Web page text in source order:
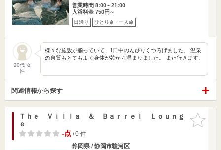
営業時間 8:00～21:00
入浴料金 750円～
日帰り ひとり旅・一人旅
20代 女
性
様々な施設が揃っていて、1日中のんびりくつろげました。 温泉
の泉質もとてもよく身体が芯から温まりました。 また行きます。
関連情報から探す
お気に入
りに追加
Ｔｈｅ Ｖｉｌｌａ ＆ Ｂａｒｒｅｌ Ｌｏｕｎｇ
ｅ
-点/ 0 件
静岡県 / 静岡市駿河区